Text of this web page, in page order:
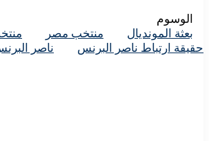
الوسوم
بعثة المونديال
منتخب مصر
حقيقة ارتباط ناصر البرنس
ناصر